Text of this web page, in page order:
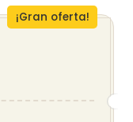
¡Gran oferta!